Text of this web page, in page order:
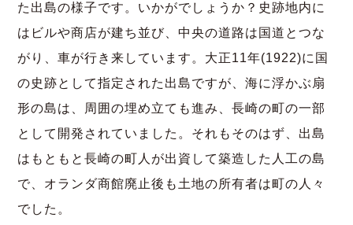
た出島の様子です。いかがでしょうか？史跡地内に
はビルや商店が建ち並び、中央の道路は国道とつな
がり、車が行き来しています。大正11年(1922)に国
の史跡として指定された出島ですが、海に浮かぶ扇
形の島は、周囲の埋め立ても進み、長崎の町の一部
として開発されていました。それもそのはず、出島
はもともと長崎の町人が出資して築造した人工の島
で、オランダ商館廃止後も土地の所有者は町の人々
でした。